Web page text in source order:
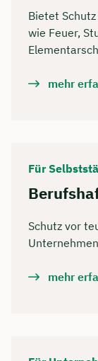
Bietet
wie Feuer,
mehr
Für
Schutz vor
mehr